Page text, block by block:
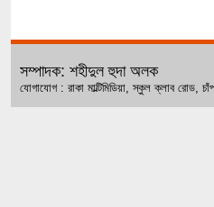
সম্পাদক: শহীদুল হুদা অলক
যোগাযোগ : রাকা মাল্টিমিডিয়া, স্কুল ক্লাব